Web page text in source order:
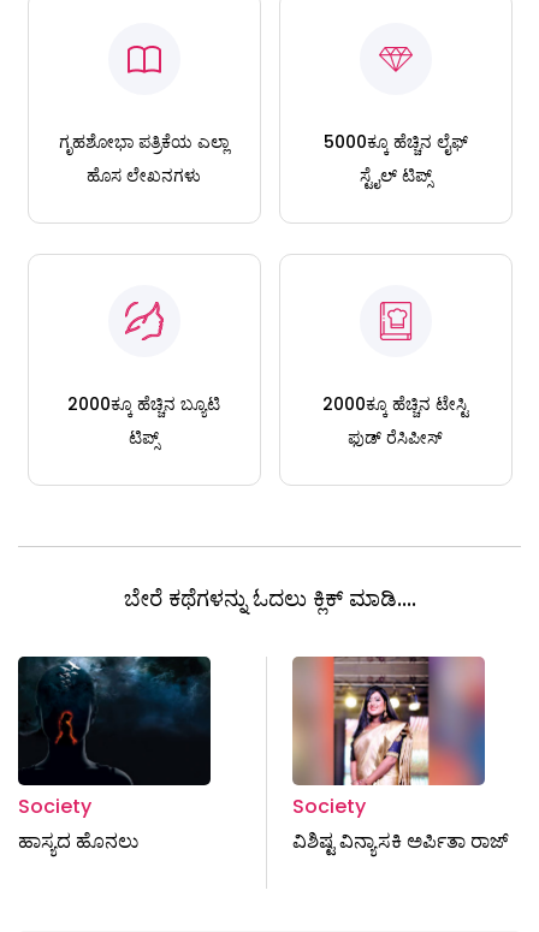
ಗೃಹಶೋಭಾ ಪತ್ರಿಕೆಯ ಎಲ್ಲಾ
ಹೊಸ ಲೇಖನಗಳು
5000ಕ್ಕೂ ಹೆಚ್ಚಿನ ಲೈಫ್
ಸ್ಟೈಲ್ ಟಿಪ್ಸ್
2000ಕ್ಕೂ ಹೆಚ್ಚಿನ ಬ್ಯೂಟಿ
ಟಿಪ್ಸ್
2000ಕ್ಕೂ ಹೆಚ್ಚಿನ ಟೇಸ್ಟಿ
ಫುಡ್ ರೆಸಿಪೀಸ್
ಬೇರೆ ಕಥೆಗಳನ್ನು ಓದಲು ಕ್ಲಿಕ್ ಮಾಡಿ....
Society
ಹಾಸ್ಯದ ಹೊನಲು
Society
ವಿಶಿಷ್ಟ ವಿನ್ಯಾಸಕಿ ಅರ್ಪಿತಾ ರಾಜ್